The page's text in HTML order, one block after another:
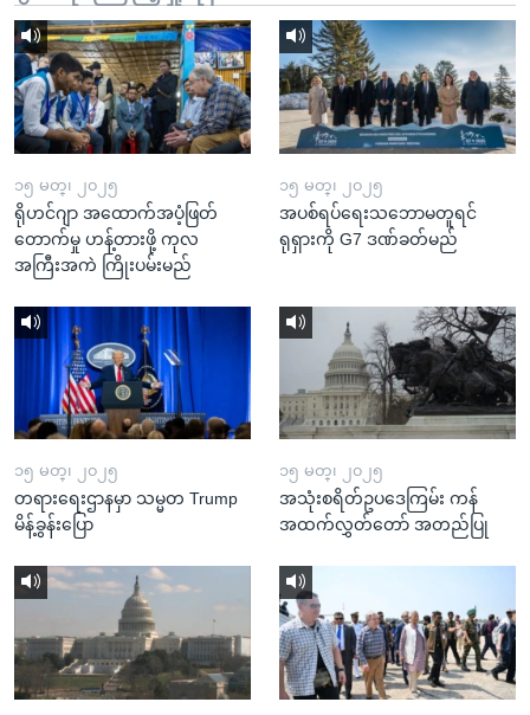
၁၅ မတ္၊ ၂၀၂၅
ရိုဟင်ဂျာ အထောက်အပံ့ဖြတ်
တောက်မှု ဟန့်တားဖို့ ကုလ
အကြီးအကဲ ကြိုးပမ်းမည်
၁၅ မတ္၊ ၂၀၂၅
အပစ်ရပ်ရေးသဘောမတူရင်
ရုရှားကို G7 ဒဏ်ခတ်မည်
၁၅ မတ္၊ ၂၀၂၅
တရားရေးဌာနမှာ သမ္မတ Trump
မိန့်ခွန်းပြော
၁၅ မတ္၊ ၂၀၂၅
အသုံးစရိတ်ဥပဒေကြမ်း ကန်
အထက်လွှတ်တော် အတည်ပြု